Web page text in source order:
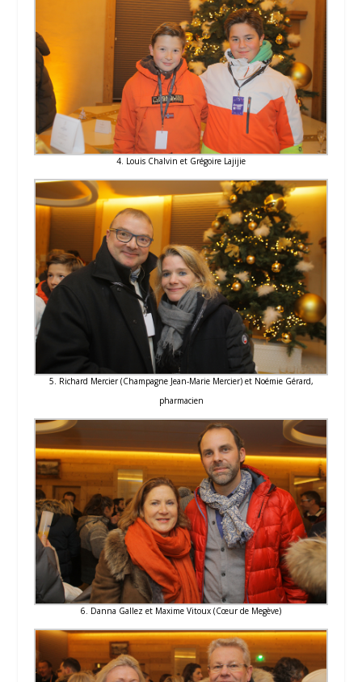
4. Louis Chalvin et Grégoire Lajijie
5. Richard Mercier (Champagne Jean-Marie Mercier) et Noémie Gérard,
pharmacien
6. Danna Gallez et Maxime Vitoux (Cœur de Megève)